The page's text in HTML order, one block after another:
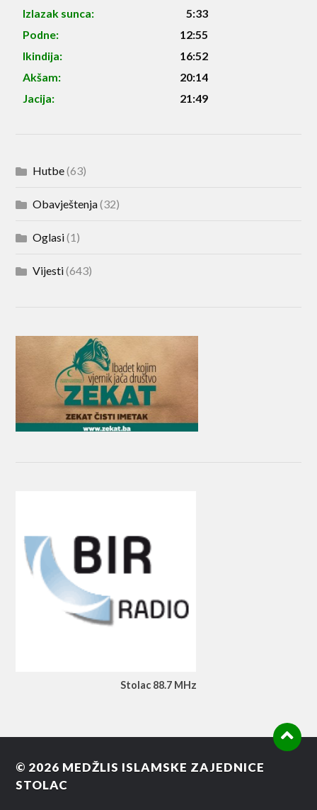
Izlazak sunca:
5:33
Podne:
12:55
Ikindija:
16:52
Akšam:
20:14
Jacija:
21:49
Hutbe(63)
Obavještenja(32)
Oglasi(1)
Vijesti(643)
Stolac 88.7 MHz
© 2026 MEDŽLIS ISLAMSKE ZAJEDNICE
STOLAC